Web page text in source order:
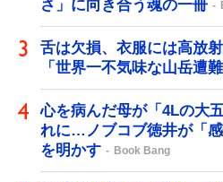
さ」に向き合う魂の一冊
舌は欠損、衣服には高放
「世界一不気味な山岳遭
心を病んだ母が「4Lの大
れに…ノブコブ徳井が「
を明かす
Book Bang